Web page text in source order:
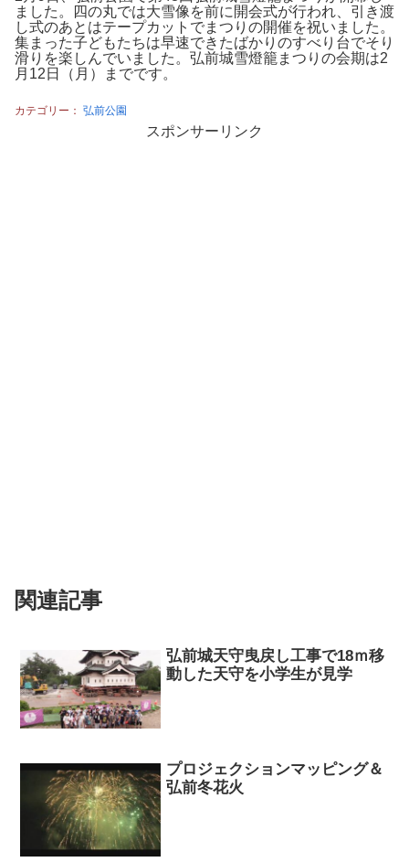
ました。四の丸では大雪像を前に開会式が行われ、引き渡
し式のあとはテープカットでまつりの開催を祝いました。
集まった子どもたちは早速できたばかりのすべり台でそり
滑りを楽しんでいました。弘前城雪燈籠まつりの会期は2
月12日（月）までです。
カテゴリー： 弘前公園
スポンサーリンク
関連記事
弘前城天守曳戻し工事で18ｍ移
動した天守を小学生が見学
プロジェクションマッピング＆
弘前冬花火